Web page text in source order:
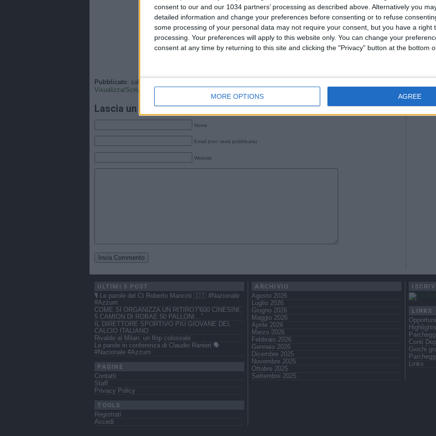
consent to our and our 1034 partners’ processing as described above. Alternatively you
detailed information and change your preferences before consenting or to refuse
some processing of your personal data may not require your consent, but you have a right
processing. Your preferences will apply to this website only. You can change your
consent at any time by returning to this site and clicking the "Privacy" button at the bottom
MORE OPTIONS AGREE
Pubblicato: sabato, 16 Maggio 2026 - 14:40 da Istvan in
Visualizza/Scrivi
Lascia un commento
Nome
Email (non verrà pubblicata)
Website
Roma
ULTIMI 5 POST
🎙️ Le parole del Ct Roberto Mancini 🇮🇹 #Nazionale
#Azzurri
COME SI ORGANIZZA UN RITIRO?”600 CINESINI,
5 CAMION DI ROBAE 50 PALLONI…”
IL DIRETTORE SPORTIVO PIÙ GIOVANE DEL
CALCIO ITALIANO
Rivaldo al Milan: un flop colossale
Le parole in conferenza di Claudio Ranieri 🗣️
#Nazionale #Azzurri
PAGINE
Contatti
Staff
Privacy Policy
TOOLS
Registrati
Accedi
ARCHIVIO
Agosto 2026
Luglio 2026
Giugno 2026
Maggio 2026
Aprile 2026
Marzo 2026
Febbraio 2026
Gennaio 2026
Dicembre 2025
Novembre 2025
Ottobre 2025
Settembre 2025
LINKS
Conti
Giochi
Links